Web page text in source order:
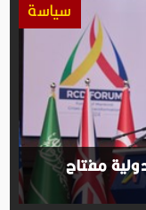
سياسة
مفتاح